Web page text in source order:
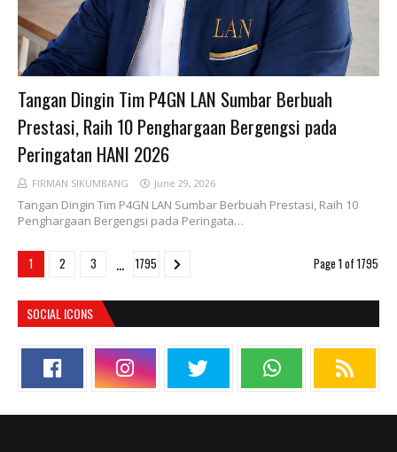
Tangan Dingin Tim P4GN LAN Sumbar Berbuah
Prestasi, Raih 10 Penghargaan Bergengsi pada
Peringatan HANI 2026
FIRMAN SIKUMBANG June 29, 2026
Tangan Dingin Tim P4GN LAN Sumbar Berbuah Prestasi, Raih 10
Penghargaan Bergengsi pada Peringata…
Page 1 of 1795
1 2 3 ... 1795
SOCIAL ICONS